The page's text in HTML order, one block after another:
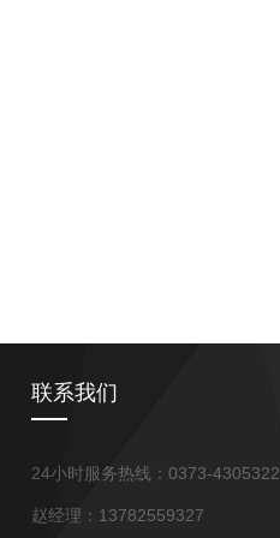
联系我们
24小时服务热线：0373-4305322
赵经理：13782559327